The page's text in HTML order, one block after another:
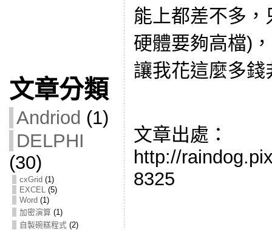
文章分類
Andriod (1)
DELPHI
(30)
cxGrid (1)
EXCEL(5)
Word (1)
加密演算(1)
自製碗糕程式(2)
能上都差不多
硬體要夠高檔)
讓我花這麼多
文章出處：
http://
8325